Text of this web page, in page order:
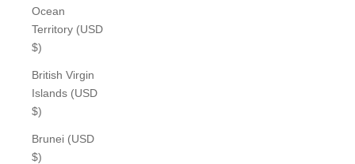
Ocean
Territory (USD
$)
British Virgin
Islands (USD
$)
Brunei (USD
$)